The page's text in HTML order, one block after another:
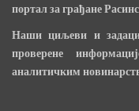
портал за грађане
Наши циљеви и
проверене
аналитичким